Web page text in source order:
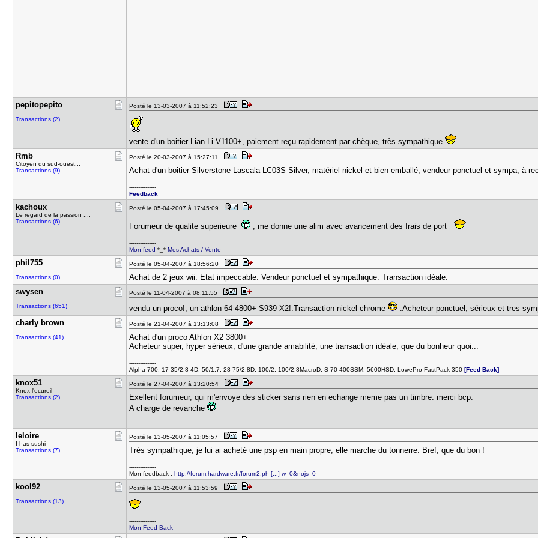
pepitopepi​to
Transactions (2)
Posté le 13-03-2007 à 11:52:23
vente d'un boitier Lian Li V1100+, paiement reçu rapidement par chèque, très sympathique
Rmb
Citoyen du sud-ouest...
Transactions (9)
Posté le 20-03-2007 à 15:27:11
Achat d'un boitier Silverstone Lascala LC03S Silver, matériel nickel et bien emballé, vendeur ponctuel et sympa, à
---------------
Feedback
kachoux
Le regard de la passion ....
Transactions (6)
Posté le 05-04-2007 à 17:45:09
Forumeur de qualite superieure , me donne une alim avec avancement des frais de port
---------------
Mon feed *_*Mes Achats / Vente
phil755
Transactions (0)
Posté le 05-04-2007 à 18:56:20
Achat de 2 jeux wii. Etat impeccable. Vendeur ponctuel et sympathique. Transaction idéale.
swysen
Transactions (651)
Posté le 11-04-2007 à 08:11:55
vendu un proco!, un athlon 64 4800+ S939 X2!.Transaction nickel chrome
.Acheteur ponctuel, sérieux et tres
charly bro​wn
Transactions (41)
Posté le 21-04-2007 à 13:13:08
Achat d'un proco Athlon X2 3800+
Acheteur super, hyper sérieux, d'une grande amabilité, une transaction idéale, que du bonheur quoi...
---------------
Alpha 700, 17-35/2.8-4D, 50/1.7, 28-75/2.8D, 100/2, 100/2.8MacroD, S 70-400SSM, 5600HSD, LowePro FastPack 350 [Feed Back]
knox51
Knox l'ecureil
Transactions (2)
Posté le 27-04-2007 à 13:20:54
Exellent forumeur, qui m'envoye des sticker sans rien en echange meme pas un timbre. merci bcp.
A charge de revanche
leloire
I has sushi
Transactions (7)
Posté le 13-05-2007 à 11:05:57
Très sympathique, je lui ai acheté une psp en main propre, elle marche du tonnerre. Bref, que du bon !
---------------
Mon feedback :http://forum.hardware.fr/forum2.ph [...] w=0&nojs=0
kool92
Transactions (13)
Posté le 13-05-2007 à 11:53:59
---------------
Mon Feed Back